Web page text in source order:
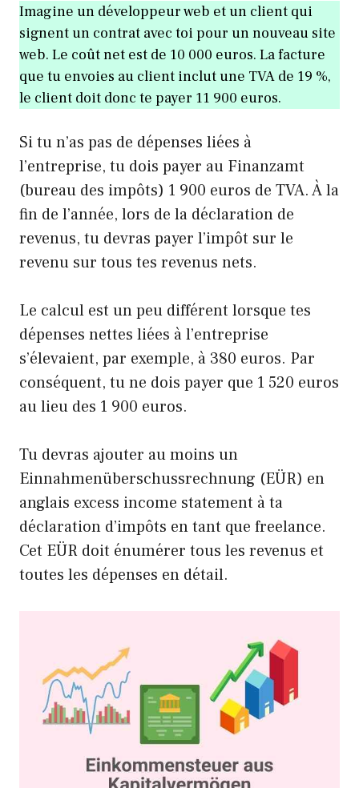
Imagine un développeur web et un client qui
signent un contrat avec toi pour un nouveau site
web. Le coût net est de 10 000 euros. La facture
que tu envoies au client inclut une TVA de 19 %,
le client doit donc te payer 11 900 euros.
Si tu n’as pas de dépenses liées à
l’entreprise, tu dois payer au Finanzamt
(bureau des impôts) 1 900 euros de TVA. À la
fin de l’année, lors de la déclaration de
revenus, tu devras payer l’impôt sur le
revenu sur tous tes revenus nets.
Le calcul est un peu différent lorsque tes
dépenses nettes liées à l’entreprise
s’élevaient, par exemple, à 380 euros. Par
conséquent, tu ne dois payer que 1 520 euros
au lieu des 1 900 euros.
Tu devras ajouter au moins un
Einnahmenüberschussrechnung (EÜR) en
anglais excess income statement à ta
déclaration d’impôts en tant que freelance.
Cet EÜR doit énumérer tous les revenus et
toutes les dépenses en détail.